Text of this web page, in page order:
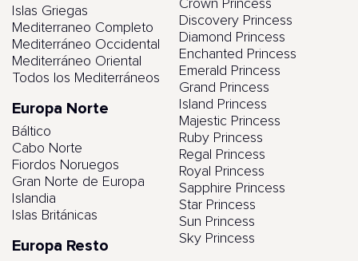
Islas Griegas
Mediterraneo Completo
Mediterráneo Occidental
Mediterráneo Oriental
Todos los Mediterráneos
Europa Norte
Báltico
Cabo Norte
Fiordos Noruegos
Gran Norte de Europa
Islandia
Islas Británicas
Europa Resto
Crown Princess
Discovery Princess
Diamond Princess
Enchanted Princess
Emerald Princess
Grand Princess
Island Princess
Majestic Princess
Ruby Princess
Regal Princess
Royal Princess
Sapphire Princess
Star Princess
Sun Princess
Sky Princess